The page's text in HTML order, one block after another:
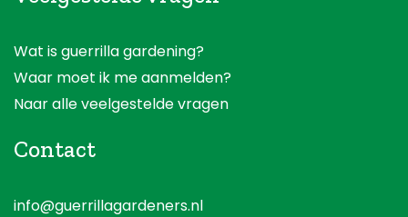
Wat is guerrilla gardening?
Waar moet ik me aanmelden?
Naar alle veelgestelde vragen
Contact
info@guerrillagardeners.nl